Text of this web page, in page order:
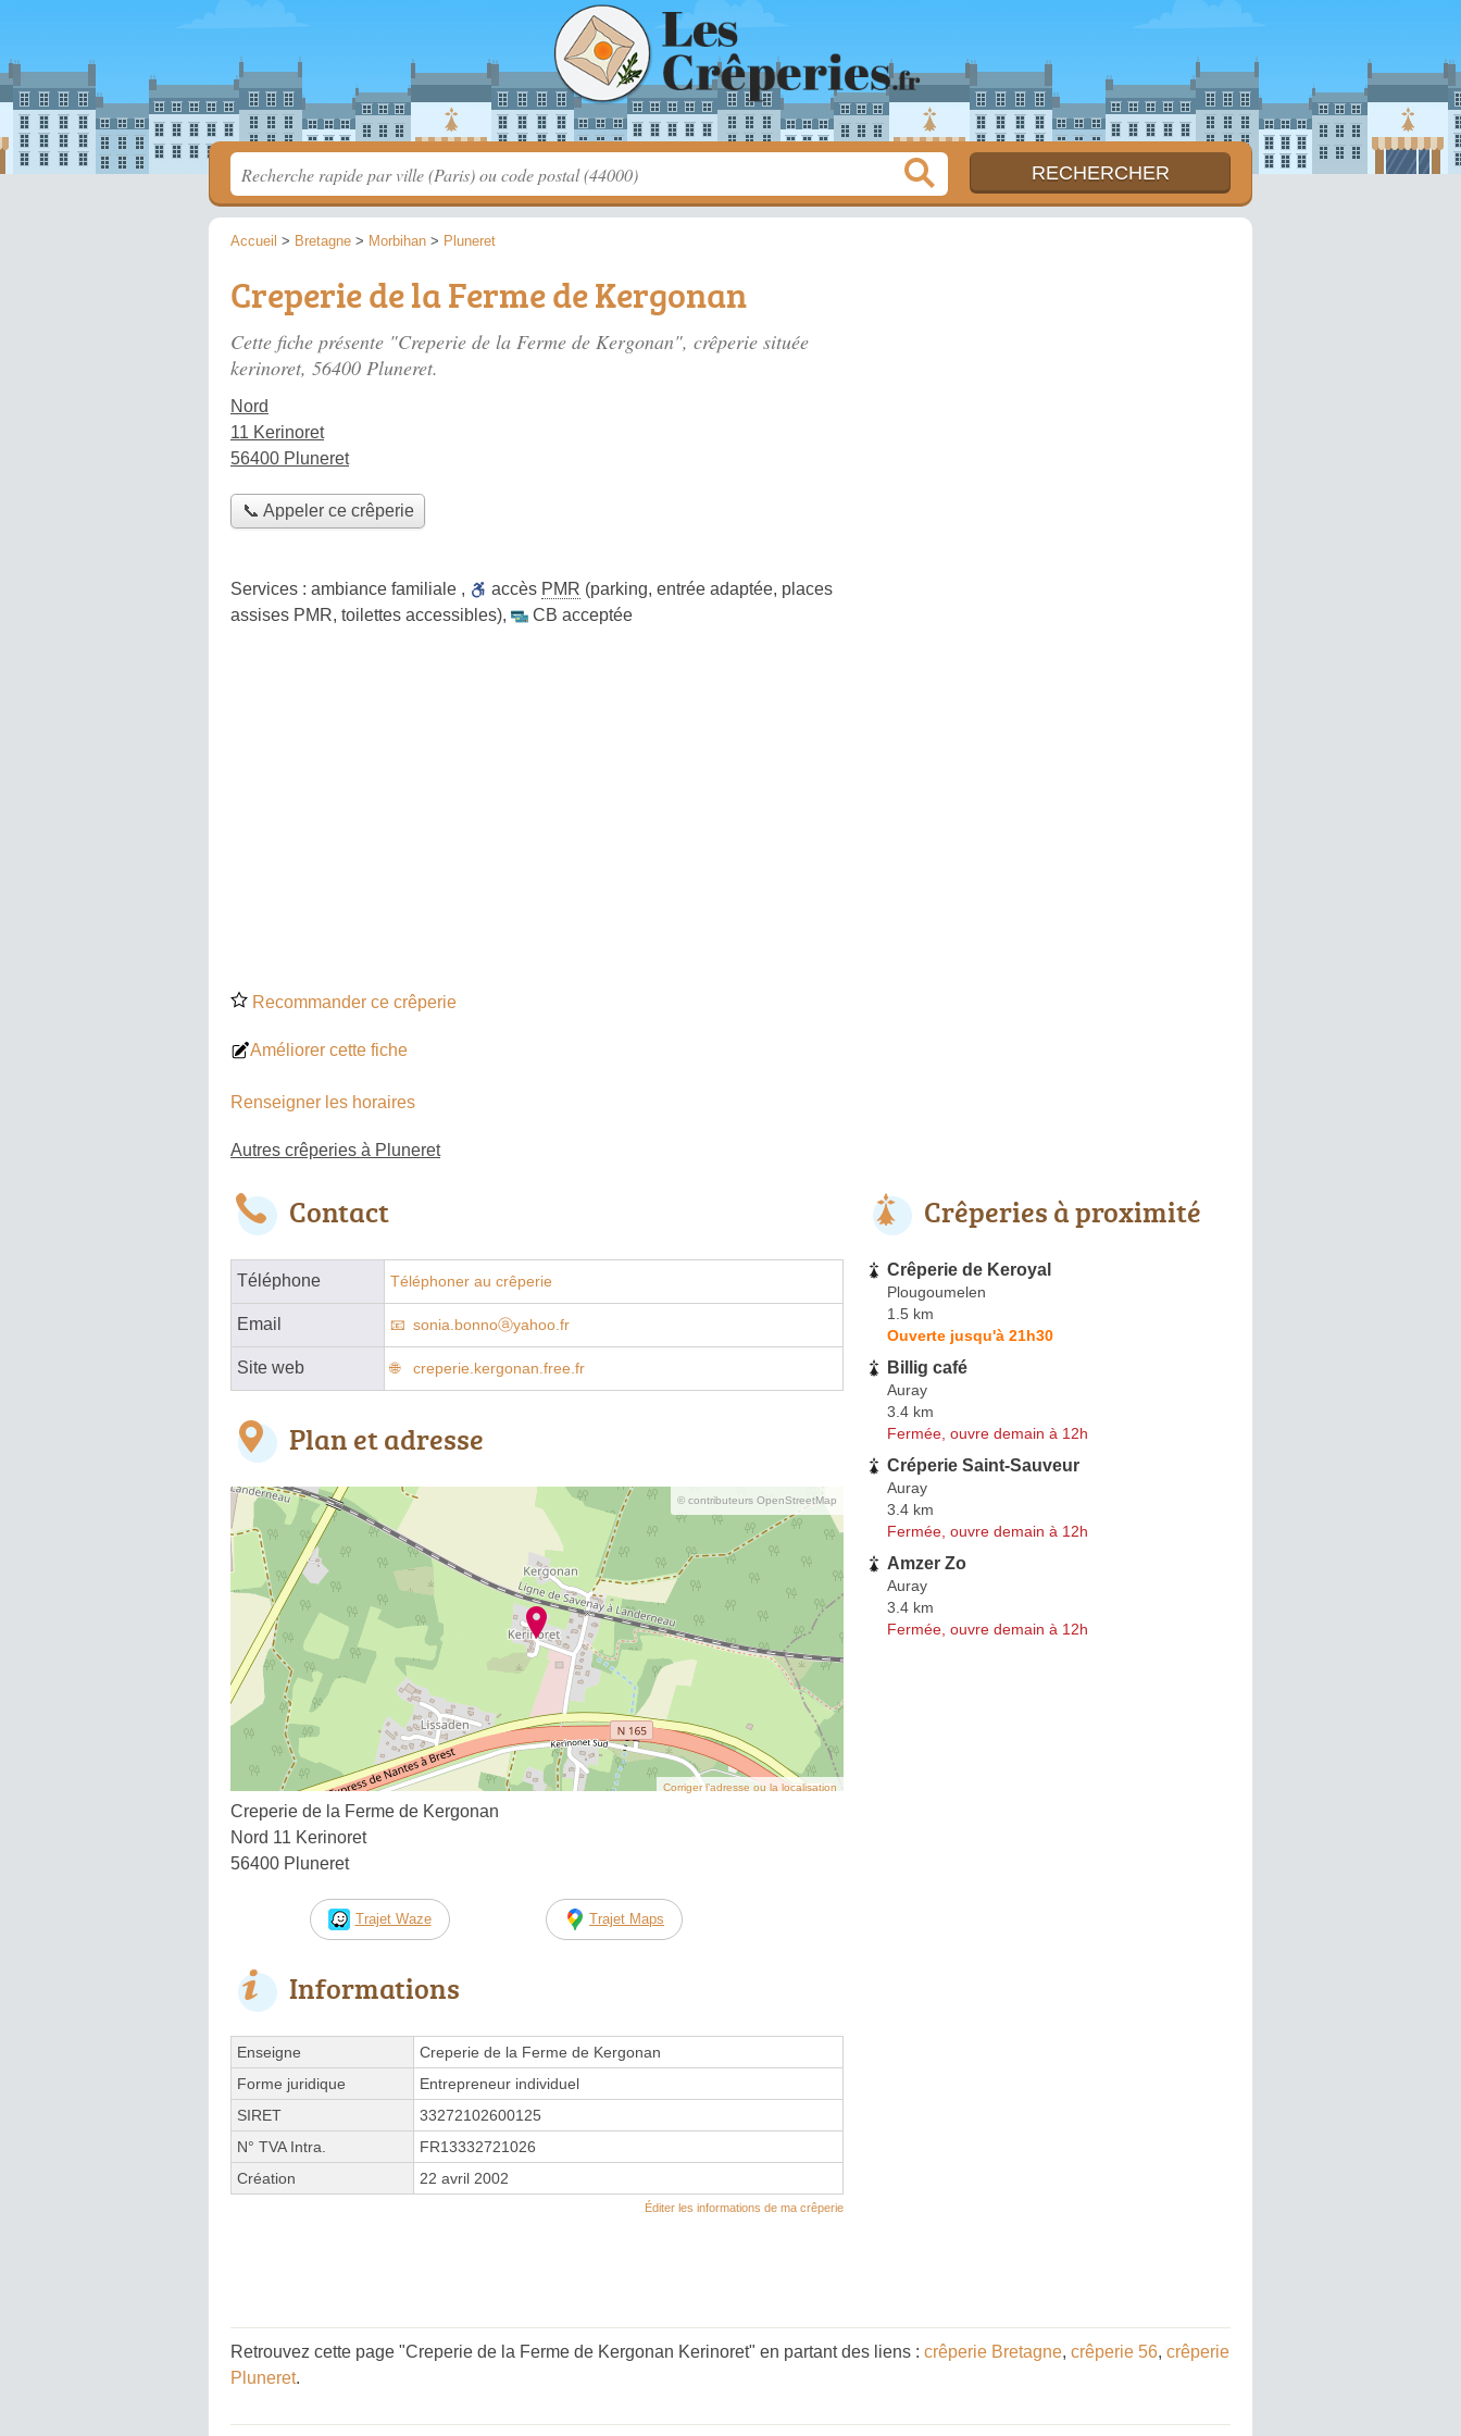
Accueil > Bretagne > Morbihan > Pluneret
Creperie de la Ferme de Kergonan
Cette fiche présente "Creperie de la Ferme de Kergonan", crêperie située
kerinoret, 56400 Pluneret.
Nord
11 Kerinoret
56400 Pluneret
📞 Appeler ce crêperie
Services : ambiance familiale , accès PMR (parking, entrée adaptée, places
assises PMR, toilettes accessibles), CB acceptée
Recommander ce crêperie
Améliorer cette fiche
Renseigner les horaires
Autres crêperies à Pluneret
Contact
Téléphone Téléphoner au crêperie
Email sonia.bonnoⓐyahoo.fr
Site web creperie.kergonan.free.fr
Plan et adresse
© contributeurs OpenStreetMap
Corriger l’adresse ou la localisation
Creperie de la Ferme de Kergonan
Nord 11 Kerinoret
56400 Pluneret
Trajet Waze Trajet Maps
Informations
Enseigne
Creperie de la Ferme de Kergonan
Forme juridique
Entrepreneur individuel
SIRET
33272102600125
N° TVA Intra.
FR13332721026
Création
22 avril 2002
Éditer les informations de ma crêperie
Crêperies à proximité
Crêperie de Keroyal
Plougoumelen
1.5 km
Ouverte jusqu'à 21h30
Billig café
Auray
3.4 km
Fermée, ouvre demain à 12h
Créperie Saint-Sauveur
Auray
3.4 km
Fermée, ouvre demain à 12h
Amzer Zo
Auray
3.4 km
Fermée, ouvre demain à 12h
Retrouvez cette page "Creperie de la Ferme de Kergonan Kerinoret" en partant des liens : crêperie Bretagne, crêperie 56, crêperie
Pluneret.